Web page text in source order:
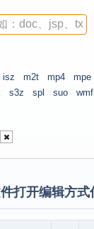
isz m2t mp4 mpe
s3z spl suo wmf
打开编辑方式